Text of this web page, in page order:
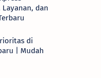
dan
di
| Mudah